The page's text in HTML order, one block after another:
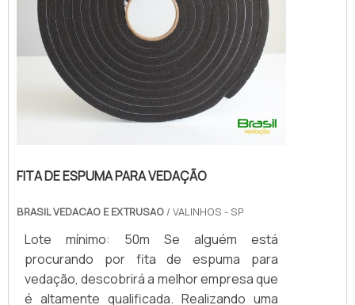
FITA DE ESPUMA PARA VEDAÇÃO
BRASIL VEDACAO E EXTRUSAO / VALINHOS - SP
Lote mínimo: 50m Se alguém está
procurando por fita de espuma para
vedação, descobrirá a melhor empresa que
é altamente qualificada. Realizando uma